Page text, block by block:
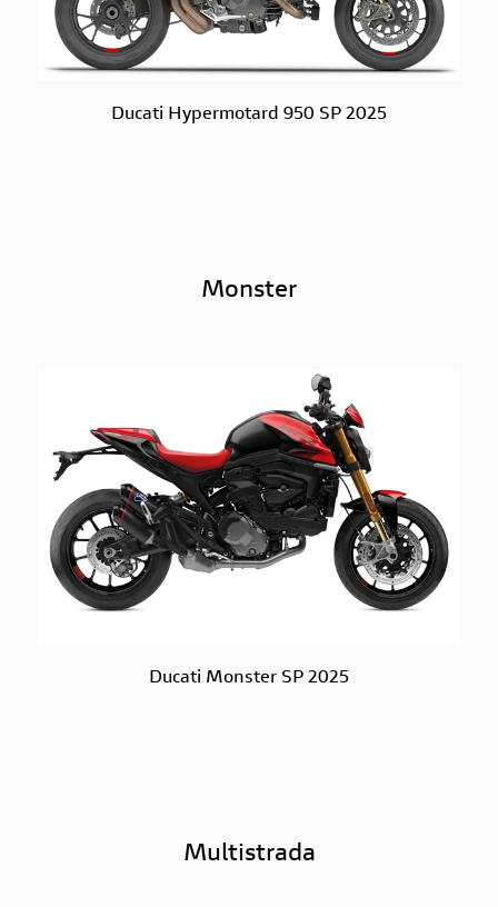
Ducati Hypermotard 950 SP 2025
Monster
Ducati Monster SP 2025
Multistrada